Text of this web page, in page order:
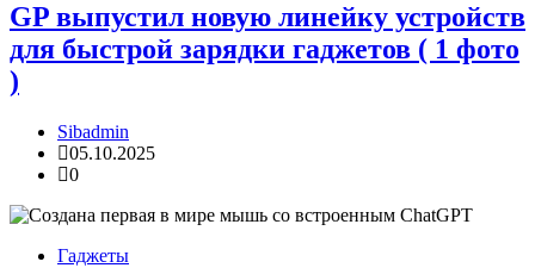
GP выпустил новую линейку устройств
для быстрой зарядки гаджетов ( 1 фото
)
Sibadmin
05.10.2025
0
Гаджеты